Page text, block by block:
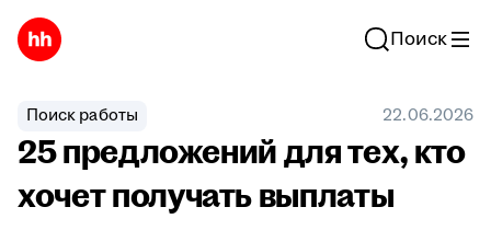
Поиск
Поиск работы 22.06.2026
25 предложений для тех, кто
хочет получать выплаты